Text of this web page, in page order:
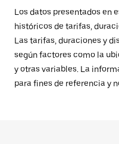
Los datos presentados en
históricos de tarifas,
Las tarifas, duraciones y
según factores como la
y otras variables. La
para fines de referencia y